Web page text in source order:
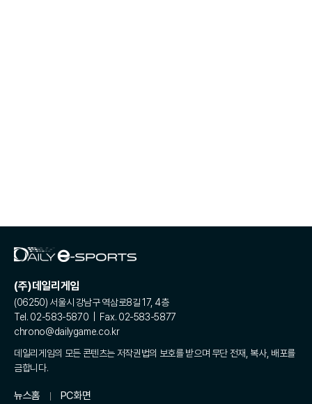
(주)데일리게임
(06250) 서울시 강남구 역삼로8길 17, 4층
Tel. 02-583-5870 | Fax. 02-583-5877
chrono@dailygame.co.kr
데일리게임의 모든 콘텐츠는 저작권법의 보호를 받으며 무단 전재, 복사, 배포를
금합니다.
뉴스홈 PC화면